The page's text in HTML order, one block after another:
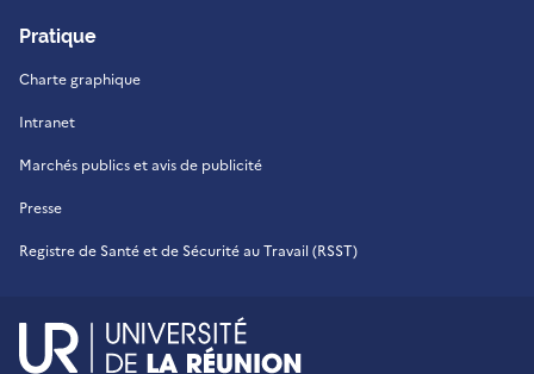
Pratique
Charte graphique
Intranet
Marchés publics et avis de publicité
Presse
Registre de Santé et de Sécurité au Travail (RSST)